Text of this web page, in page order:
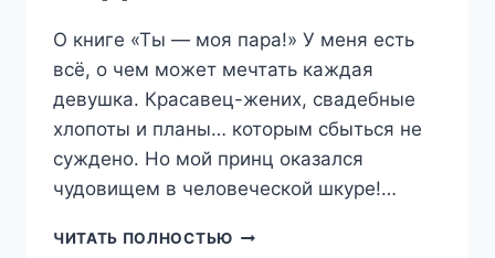
О книге «Ты — моя пара!» У меня есть
всё, о чем может мечтать каждая
девушка. Красавец-жених, свадебные
хлопоты и планы… которым сбыться не
суждено. Но мой принц оказался
чудовищем в человеческой шкуре!…
ЧИТАТЬ ПОЛНОСТЬЮ ТЫ